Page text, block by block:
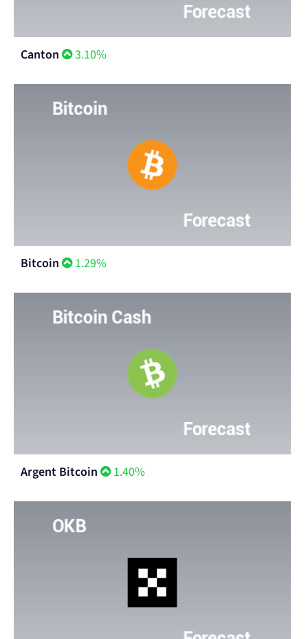
Canton 3.10%
Bitcoin 1.29%
Argent Bitcoin 1.40%